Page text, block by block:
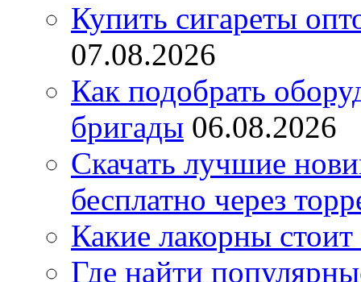
Купить сигареты
07.08.2026
Как подобрать
бригады 06.08.2026
Скачать лучшие
бесплатно через
Какие лакорны стоит
Где найти